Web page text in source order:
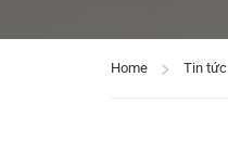
Home Tin tức